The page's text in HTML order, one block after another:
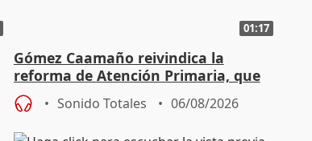
01:17
Gómez Caamaño reivindica la
reforma de Atención Primaria, que
reforzará la autogestión
Sonido Totales 06/08/2026